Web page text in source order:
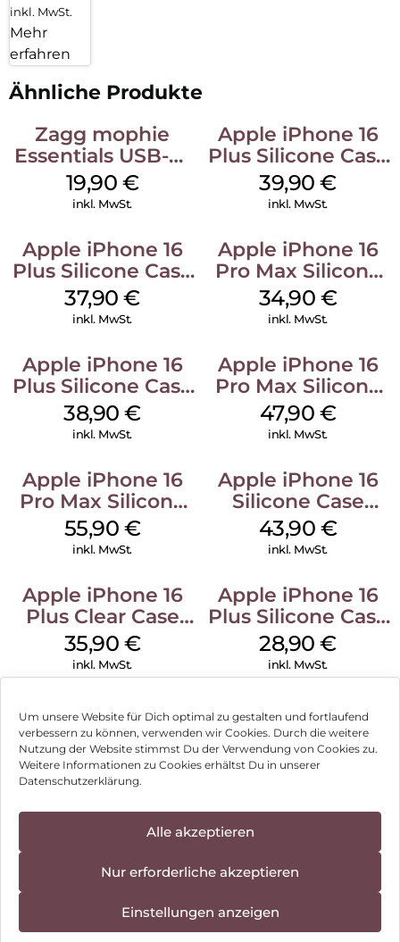
Um unsere Website für Dich optimal zu gestalten und fortlaufend
verbessern zu können, verwenden wir Cookies. Durch die weitere
Nutzung der Website stimmst Du der Verwendung von Cookies zu.
Weitere Informationen zu Cookies erhältst Du in unserer
Datenschutzerklärung.
Alle akzeptieren
Nur erforderliche akzeptieren
Einstellungen anzeigen
inkl. MwSt.
Mehr
erfahren
Ähnliche Produkte
Zagg mophie
Essentials USB-C-
20W Charger PD
Weiß
19,90 €
inkl. MwSt.
Apple iPhone 16
Plus Silicone Case
MagSafe Plum
39,90€
inkl. MwSt.
Apple iPhone 16
Plus Silicone Case
MagSafe Lake
Green
37,90€
inkl. MwSt.
Apple iPhone 16
Pro Max Silicone
Case MagSafe
Denim
34,90 €
inkl. MwSt.
Apple iPhone 16
Plus Silicone Case
MagSafe Denim
38,90€
inkl. MwSt.
Apple iPhone 16
Pro Max Silicone
Case MagSafe
Black
47,90 €
inkl. MwSt.
Apple iPhone 16
Pro Max Silicone
Case MagSafe
Stone Gray
55,90 €
inkl. MwSt.
Apple iPhone 16
Silicone Case
MagSafe Plum
43,90 €
inkl. MwSt.
Apple iPhone 16
Plus Clear Case
MagSafe
Transparent
35,90 €
inkl. MwSt.
Apple iPhone 16
Plus Silicone Case
MagSafe Black
28,90€
inkl. MwSt.
Impressum
Hinweis zur Batterieentsorgung
Newsletter